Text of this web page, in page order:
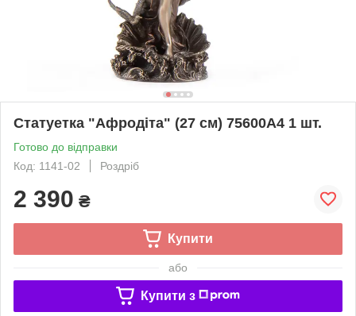
Статуетка "Афродіта" (27 см) 75600A4 1 шт.
Готово до відправки
Код: 1141-02
Роздріб
2 390 ₴
Купити
або
Купити з